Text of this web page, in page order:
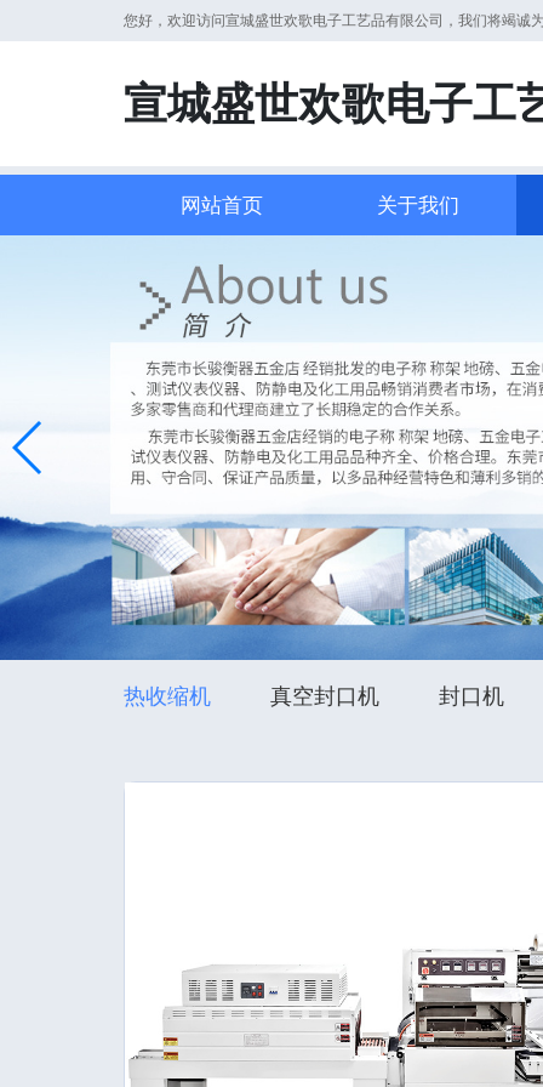
您好，欢迎访问宣城盛世欢歌电子工艺品有限公司，我们将竭诚
宣城盛世欢歌电子工
网站首页 关于我们
热收缩机 真空封口机 封口机